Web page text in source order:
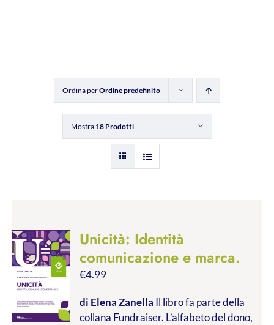
Ordina perOrdine predefinito
Mostra 18 Prodotti
Unicità: Identità
comunicazione e marca.
€4.99
di Elena Zanella Il libro fa parte della
collana Fundraiser. L’alfabeto del dono,